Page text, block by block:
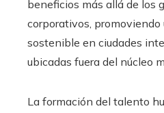
beneficios más allá de los
corporativos, promoviendo
sostenible en ciudades
ubicadas fuera del núcleo
La formación del talento